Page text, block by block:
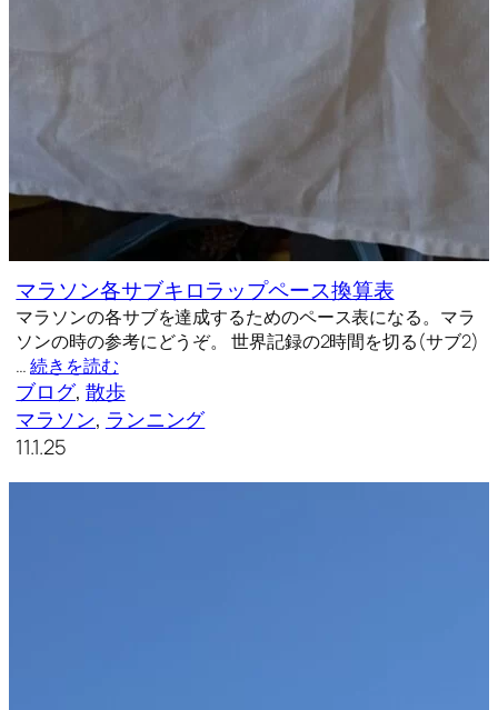
マラソン各サブキロラップペース換算表
マラソンの各サブを達成するためのペース表になる。マラ
ソンの時の参考にどうぞ。 世界記録の2時間を切る(サブ2)
…続きを読む
ブログ, 散歩
マラソン, ランニング
11.1.25